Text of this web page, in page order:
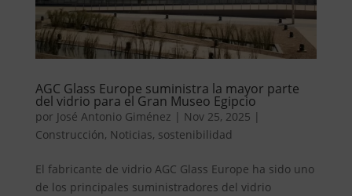
AGC Glass Europe suministra la mayor parte
del vidrio para el Gran Museo Egipcio
por José Antonio Giménez | Nov 25, 2025 |
Construcción, Noticias, sostenibilidad
El fabricante de vidrio AGC Glass Europe ha sido uno
de los principales suministradores del vidrio